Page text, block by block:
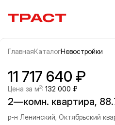
Траст | Служба
ГлавнаяКаталогНовостройки
Информация об
Галерея
11 717 640 ₽
Цена за м2: 132 000 ₽
2—комн. квартира,
р-н Ленинский, Октябрьский